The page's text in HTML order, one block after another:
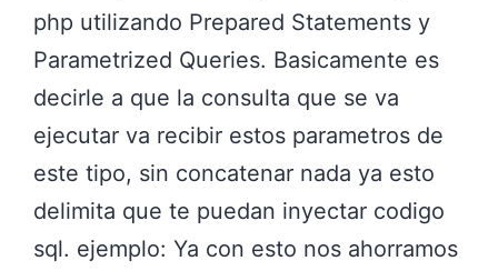
php utilizando Prepared Statements y
Parametrized Queries. Basicamente es
decirle a que la consulta que se va
ejecutar va recibir estos parametros de
este tipo, sin concatenar nada ya esto
delimita que te puedan inyectar codigo
sql. ejemplo: Ya con esto nos ahorramos